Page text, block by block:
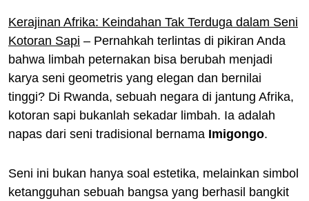
Kerajinan Afrika: Keindahan Tak Terduga dalam Seni
Kotoran Sapi – Pernahkah terlintas di pikiran Anda
bahwa limbah peternakan bisa berubah menjadi
karya seni geometris yang elegan dan bernilai
tinggi? Di Rwanda, sebuah negara di jantung Afrika,
kotoran sapi bukanlah sekadar limbah. Ia adalah
napas dari seni tradisional bernama Imigongo.
Seni ini bukan hanya soal estetika, melainkan simbol
ketangguhan sebuah bangsa yang berhasil bangkit